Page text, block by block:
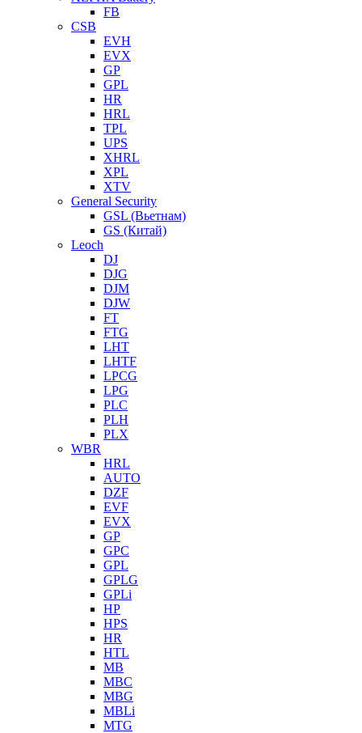
FB
CSB
EVH
EVX
GP
GPL
HR
HRL
TPL
UPS
XHRL
XPL
XTV
General Security
GSL (Вьетнам)
GS (Китай)
Leoch
DJ
DJG
DJM
DJW
FT
FTG
LHT
LHTF
LPCG
LPG
PLC
PLH
PLX
WBR
HRL
AUTO
DZF
EVF
EVX
GP
GPC
GPL
GPLG
GPLi
HP
HPS
HR
HTL
MB
MBC
MBG
MBLi
MTG